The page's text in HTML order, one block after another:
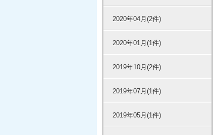
2020年04月(2件)
2020年01月(1件)
2019年10月(2件)
2019年07月(1件)
2019年05月(1件)